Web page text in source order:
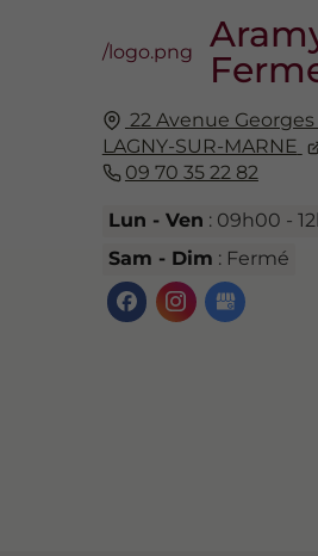
/logo.png
22 Avenue Georges
LAGNY-SUR-MARNE
09 70 35 22 82
Lun - Ven : 09h00 -
Sam - Dim : Fermé